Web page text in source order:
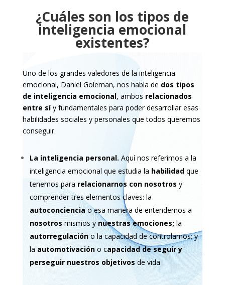
¿Cuáles son los tipos de
inteligencia emocional
existentes?
Uno de los grandes valedores de la inteligencia
emocional, Daniel Goleman, nos habla de dos tipos
de inteligencia emocional, ambos relacionados
entre síy fundamentales para poder desarrollar esas
habilidades sociales y personales que todos queremos
conseguir.
La inteligencia personal. Aquí nos referimos a la
inteligencia emocional que estudia la habilidadque
tenemos para relacionarnos con nosotros y
comprender tres elementos claves: la
autoconcienciao esa manera de entendernos a
nosotros mismos ynuestras emociones; la
autorregulacióno la capacidad de controlarnos; y
la automotivacióno capacidad de seguir y
perseguir nuestros objetivosde vida